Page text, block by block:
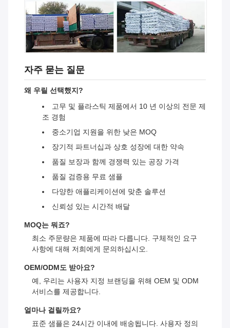
자주 묻는 질문
왜 우릴 선택했지?
고무 및 플라스틱 제품에서 10 년 이상의 전문 제
조 경험
중소기업 지원을 위한 낮은 MOQ
장기적 파트너십과 상호 성장에 대한 약속
품질 보장과 함께 경쟁력 있는 공장 가격
품질 검증용 무료 샘플
다양한 애플리케이션에 맞춘 솔루션
신뢰성 있는 시간적 배달
MOQ는 뭐죠?
최소 주문량은 제품에 따라 다릅니다. 구체적인 요구
사항에 대해 저희에게 문의하십시오.
OEM/ODM도 받아요?
예, 우리는 사용자 지정 브랜딩을 위해 OEM 및 ODM
서비스를 제공합니다.
얼마나 걸릴까요?
표준 샘플은 24시간 이내에 배송됩니다. 사용자 정의